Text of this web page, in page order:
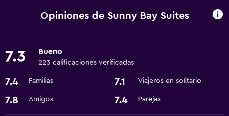
Nevera
Cocina
Opiniones de Sunny Bay Suites
7.3 Bueno
223 calificaciones verificadas
7.4 Familias 7.1 Viajeros en solitario
7.8 Amigos 7.4 Parejas